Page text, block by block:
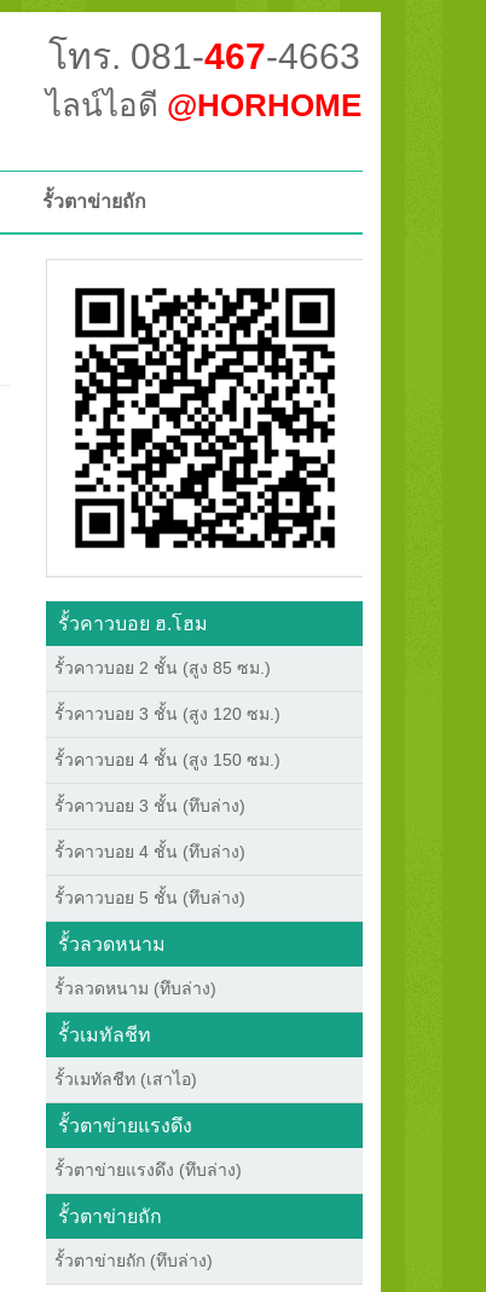
โทร. 081-467-4663
ไลน์ไอดี @HORHOME
รั้วตาข่ายถัก
รั้วคาวบอย ฮ.โฮม
รั้วคาวบอย 2 ชั้น (สูง 85 ซม.)
รั้วคาวบอย 3 ชั้น (สูง 120 ซม.)
รั้วคาวบอย 4 ชั้น (สูง 150 ซม.)
รั้วคาวบอย 3 ชั้น (ทึบล่าง)
รั้วคาวบอย 4 ชั้น (ทึบล่าง)
รั้วคาวบอย 5 ชั้น (ทึบล่าง)
รั้วลวดหนาม
รั้วลวดหนาม (ทึบล่าง)
รั้วเมทัลชีท
รั้วเมทัลชีท (เสาไอ)
รั้วตาข่ายแรงดึง
รั้วตาข่ายแรงดึง (ทึบล่าง)
รั้วตาข่ายถัก
รั้วตาข่ายถัก (ทึบล่าง)